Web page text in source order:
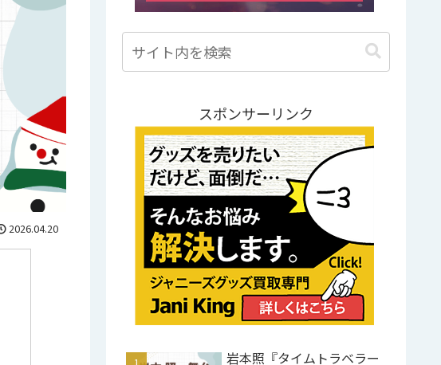
2026.04.20
スポンサーリンク
岩本照『タイムトラベラー